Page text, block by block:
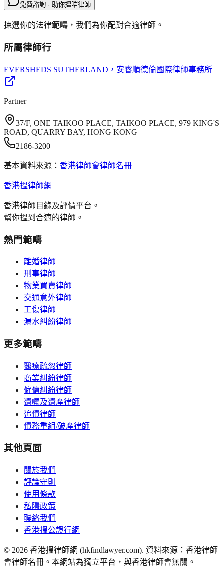
免費諮詢 · 助你搵啱律師
揀選你的法律範疇，我們為你配對合適律師。
所屬律師行
EVERSHEDS SUTHERLAND ，安睿順德倫國際律師事務所
Partner
37/F, ONE TAIKOO PLACE, TAIKOO PLACE, 979 KING'S
ROAD, QUARRY BAY, HONG KONG
2186-3200
基本資料來源： 香港律師會律師名冊
香港搵律師網
香港律師目錄及評價平台。
幫你搵到合適的律師。
熱門範疇
離婚律師
刑事律師
物業買賣律師
交通意外律師
工傷律師
漏水糾紛律師
更多範疇
醫療疏忽律師
商業糾紛律師
僱傭糾紛律師
遺囑及遺產律師
追債律師
債務重組/破產律師
其他頁面
關於我們
評論守則
使用條款
私隱政策
聯絡我們
香港搵公證行網
© 2026 香港搵律師網 (hkfindlawyer.com). 資料來源：香港律師
會律師名冊。本網站為獨立平台，與香港律師會無關。